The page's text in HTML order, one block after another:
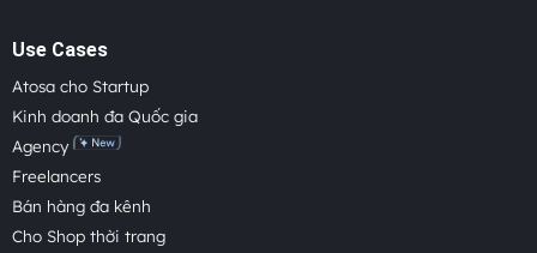
Use Cases
Atosa cho Startup
Kinh doanh đa Quốc gia
Agency
Freelancers
Bán hàng đa kênh
Cho Shop thời trang